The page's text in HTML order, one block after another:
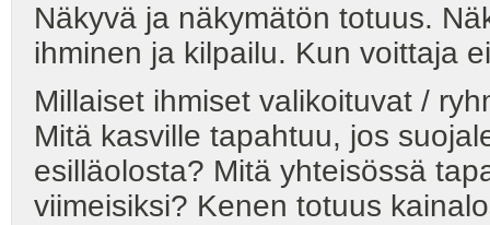
Näkyvä ja näkymätön totuus.
ihminen ja kilpailu. Kun voittaja
Millaiset ihmiset valikoituvat /
Mitä kasville tapahtuu, jos
esilläolosta? Mitä yhteisössä
viimeisiksi? Kenen totuus